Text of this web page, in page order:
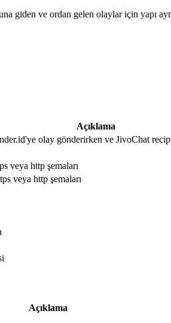
giden ve ordan gelen olaylar için yapı
Açıklama
olay gönderirken ve JivoChat
veya http şemaları
veya http şemaları
Açıklama